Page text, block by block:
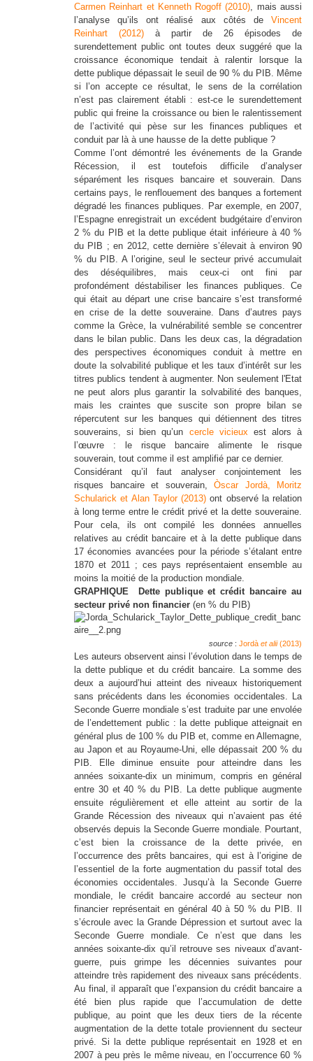
Carmen Reinhart et Kenneth Rogoff (2010), mais aussi
l’analyse qu’ils ont réalisé aux côtés de Vincent
Reinhart (2012) à partir de 26 épisodes de
surendettement public ont toutes deux suggéré que la
croissance économique tendait à ralentir lorsque la
dette publique dépassait le seuil de 90 % du PIB. Même
si l’on accepte ce résultat, le sens de la corrélation
n’est pas clairement établi : est-ce le surendettement
public qui freine la croissance ou bien le ralentissement
de l’activité qui pèse sur les finances publiques et
conduit par là à une hausse de la dette publique ?
Comme l’ont démontré les événements de la Grande
Récession, il est toutefois difficile d’analyser
séparément les risques bancaire et souverain. Dans
certains pays, le renflouement des banques a fortement
dégradé les finances publiques. Par exemple, en 2007,
l’Espagne enregistrait un excédent budgétaire d’environ
2 % du PIB et la dette publique était inférieure à 40 %
du PIB ; en 2012, cette dernière s’élevait à environ 90
% du PIB. A l’origine, seul le secteur privé accumulait
des déséquilibres, mais ceux-ci ont fini par
profondément déstabiliser les finances publiques. Ce
qui était au départ une crise bancaire s’est transformé
en crise de la dette souveraine. Dans d’autres pays
comme la Grèce, la vulnérabilité semble se concentrer
dans le bilan public. Dans les deux cas, la dégradation
des perspectives économiques conduit à mettre en
doute la solvabilité publique et les taux d’intérêt sur les
titres publics tendent à augmenter. Non seulement l'Etat
ne peut alors plus garantir la solvabilité des banques,
mais les craintes que suscite son propre bilan se
répercutent sur les banques qui détiennent des titres
souverains, si bien qu’un cercle vicieuxest alors à
l’œuvre : le risque bancaire alimente le risque
souverain, tout comme il est amplifié par ce dernier.
Considérant qu’il faut analyser conjointement les
risques bancaire et souverain, Òscar Jordà, Moritz
Schularick et Alan Taylor (2013) ont observé la relation
à long terme entre le crédit privé et la dette souveraine.
Pour cela, ils ont compilé les données annuelles
relatives au crédit bancaire et à la dette publique dans
17 économies avancées pour la période s’étalant entre
1870 et 2011 ; ces pays représentaient ensemble au
moins la moitié de la production mondiale.
GRAPHIQUE Dette publique et crédit bancaire au
secteur privé non financier (en % du PIB)
source : Jordà et alii(2013)
Les auteurs observent ainsi l’évolution dans le temps de
la dette publique et du crédit bancaire. La somme des
deux a aujourd’hui atteint des niveaux historiquement
sans précédents dans les économies occidentales. La
Seconde Guerre mondiale s’est traduite par une envolée
de l’endettement public : la dette publique atteignait en
général plus de 100 % du PIB et, comme en Allemagne,
au Japon et au Royaume-Uni, elle dépassait 200 % du
PIB. Elle diminue ensuite pour atteindre dans les
années soixante-dix un minimum, compris en général
entre 30 et 40 % du PIB. La dette publique augmente
ensuite régulièrement et elle atteint au sortir de la
Grande Récession des niveaux qui n’avaient pas été
observés depuis la Seconde Guerre mondiale. Pourtant,
c’est bien la croissance de la dette privée, en
l’occurrence des prêts bancaires, qui est à l’origine de
l’essentiel de la forte augmentation du passif total des
économies occidentales. Jusqu’à la Seconde Guerre
mondiale, le crédit bancaire accordé au secteur non
financier représentait en général 40 à 50 % du PIB. Il
s’écroule avec la Grande Dépression et surtout avec la
Seconde Guerre mondiale. Ce n’est que dans les
années soixante-dix qu’il retrouve ses niveaux d’avant-
guerre, puis grimpe les décennies suivantes pour
atteindre très rapidement des niveaux sans précédents.
Au final, il apparaît que l’expansion du crédit bancaire a
été bien plus rapide que l’accumulation de dette
publique, au point que les deux tiers de la récente
augmentation de la dette totale proviennent du secteur
privé. Si la dette publique représentait en 1928 et en
2007 à peu près le même niveau, en l’occurrence 60 %